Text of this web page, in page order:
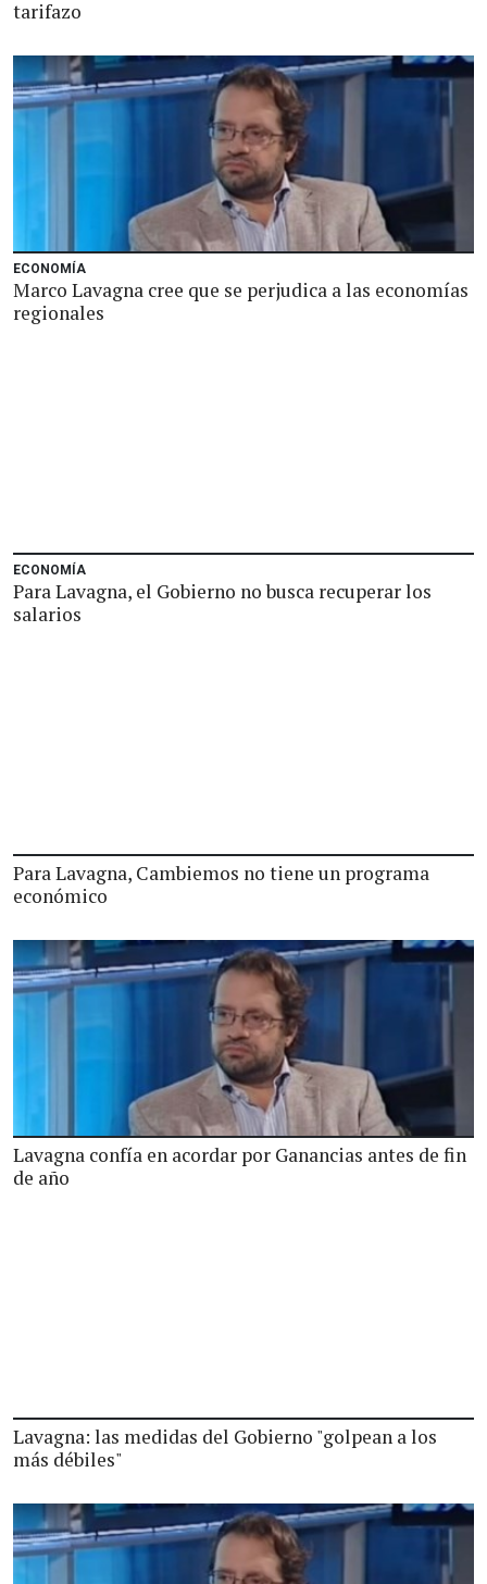
tarifazo
ECONOMÍA
Marco Lavagna cree que se perjudica a las economías
regionales
ECONOMÍA
Para Lavagna, el Gobierno no busca recuperar los
salarios
Para Lavagna, Cambiemos no tiene un programa
económico
Lavagna confía en acordar por Ganancias antes de fin
de año
Lavagna: las medidas del Gobierno "golpean a los
más débiles"